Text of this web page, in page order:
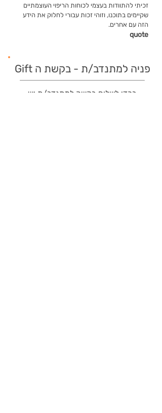
זכיתי להתוודות בעצמי לכוחות הריפוי העוצמתיים
שקיימים בתוכנו, וזוהי זכות עבורי לחלוק את הידע
הזה עם אחרים.
quote
פניה למתנדב/ת - בקשת ה Gift
בכדי לשלוח בקשה למתנדב/ת יש